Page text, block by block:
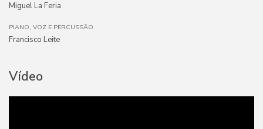
Miguel La Feria
PIANO, VOZ E PERCUSSÃO
Francisco Leite
Vídeo